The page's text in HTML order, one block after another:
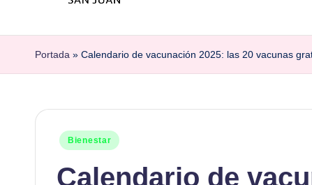
Portada » Calendario de vacunación 2025: las 20 vacunas
Publicado
Bienestar
Calendario de